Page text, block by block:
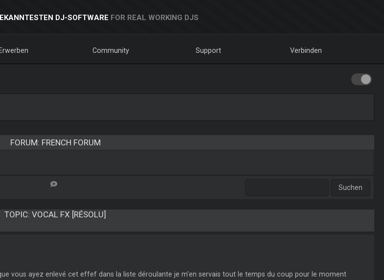
DJ-SOFTWARE FOR REAL WORKING DJS
Erwerben Community Support Verbinden
FORUM: FRENCH FORUM
TOPIC: VOCAL FX [RÉSOLU]
vous ayez enlevé cet effef dans la liste déroulante je m'en servais tout le temps du coup pour le moment